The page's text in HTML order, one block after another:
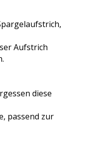
Aufstrich
diese
passend zur